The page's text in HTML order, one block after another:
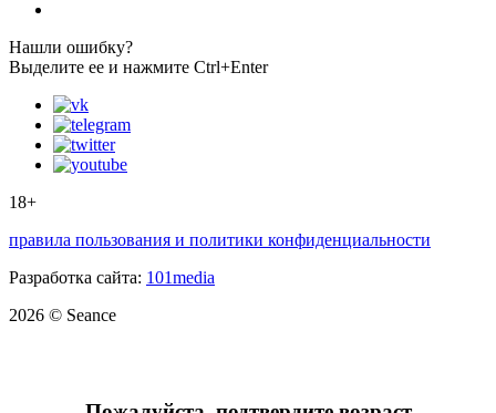
Нашли ошибку?
Выделите ее и нажмите Ctrl+Enter
18+
правила пользования и политики конфиденциальности
Разработка сайта: 101media
2026 © Seance